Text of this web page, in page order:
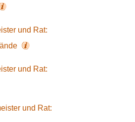
und Rat:
und Rat:
und Rat: